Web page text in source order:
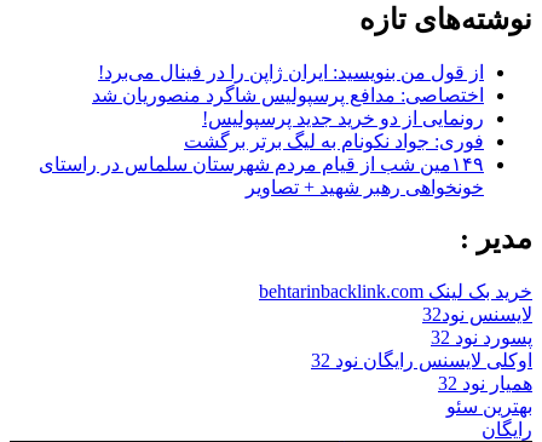
نوشته‌های تازه
از قول من بنویسید: ایران ژاپن را در فینال می‌برد!
اختصاصی: مدافع پرسپولیس شاگرد منصوریان شد
رونمایی از دو خرید جدید پرسپولیس!
فوری: جواد نکونام به لیگ برتر برگشت
۱۴۹مین شب از قیام مردم شهرستان سلماس در راستای
خونخواهی رهبر شهید + تصاویر
مدیر :
خرید بک لینک behtarinbacklink.com
لایسنس نود32
پسورد نود 32
اوکلی لایسنس رایگان نود 32
همیار نود 32
بهترین سئو
رایگان